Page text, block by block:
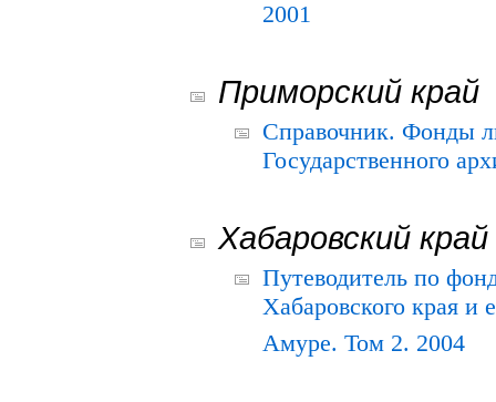
2001
Приморский край
Справочник. Фонды
Государственного
Хабаровский край
Путеводитель по
Хабаровского края и
Амуре. Том 2. 2004